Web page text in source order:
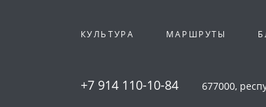
КУЛЬТУРА МАРШРУТЫ
+7 914 110-10-84 677000,